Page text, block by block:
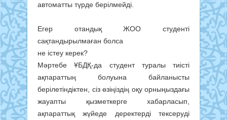
автоматты түрде берілмейді.
Егер отандық ЖОО студенті
сақтандырылмаған болса
не істеу керек?
Мәртебе ҰБДҚ-да студент туралы тиісті
ақпараттың болуына байланысты
берілетіндіктен, сіз өзіңіздің оқу орныңыздағы
жауапты қызметкерге хабарласып,
ақпараттық жүйеде деректерді тексеруді